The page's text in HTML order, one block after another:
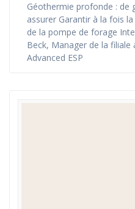
Géothermie profonde : de
assurer Garantir à la fois
de la pompe de forage
Beck, Manager de la filiale
Advanced ESP